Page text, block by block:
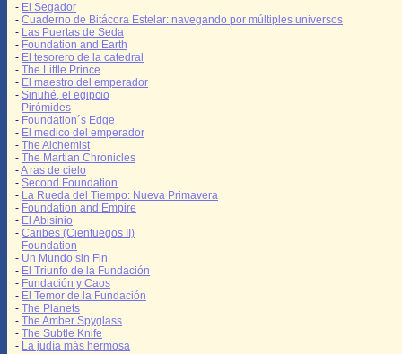
- El Segador
- Cuaderno de Bitácora Estelar: navegando por múltiples universos
- Las Puertas de Seda
- Foundation and Earth
- El tesorero de la catedral
- The Little Prince
- El maestro del emperador
- Sinuhé, el egipcio
- Pirómides
- Foundation´s Edge
- El medico del emperador
- The Alchemist
- The Martian Chronicles
-A ras de cielo
- Second Foundation
- La Rueda del Tiempo: Nueva Primavera
- Foundation and Empire
- El Abisinio
- Caribes (Cienfuegos II)
- Foundation
- Un Mundo sin Fin
- El Triunfo de la Fundación
- Fundación y Caos
- El Temor de la Fundación
- The Planets
- The Amber Spyglass
- The Subtle Knife
- La judía más hermosa